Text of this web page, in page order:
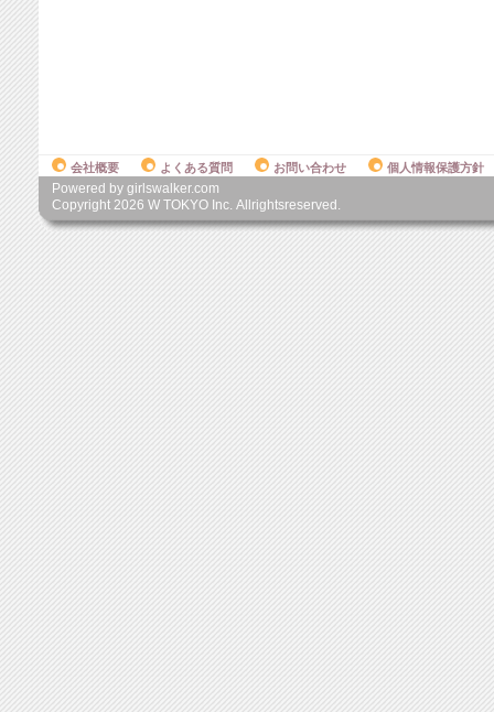
会社概要 よくある質問 お問い合わせ 個人情報保護方針
Powered by girlswalker.com
Copyright 2026 W TOKYO Inc. Allrightsreserved.